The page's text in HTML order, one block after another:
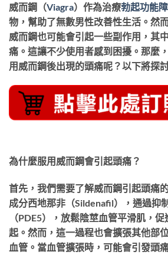
威而鋼（Viagra）作為治療勃起功能
物，幫助了無數男性改善性生活。然
威而鋼也可能會引起一些副作用，其
痛。這讓不少使用者感到困擾。那麼
用威而鋼後出現的頭痛呢？以下將探
為什麼服用威而鋼會引起頭痛？
首先，我們需要了解威而鋼引起頭痛
成分西地那非（Sildenafil），通過抑
（PDE5），放鬆陰莖血管平滑肌，
起。然而，這一過程也會擴張其他部
血管。當血管擴張時，可能會引發頭